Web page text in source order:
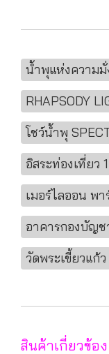
น้ำพุแห่งความมั่
RHAPSODY
โชว์น้ำพุ
อิสระท่องเที่ยว
เมอร์ไลออน พา
อาคารกองบัญช
วัดพระเขี้ยวแก้ว
สินค้าเกี่ยวข้อง